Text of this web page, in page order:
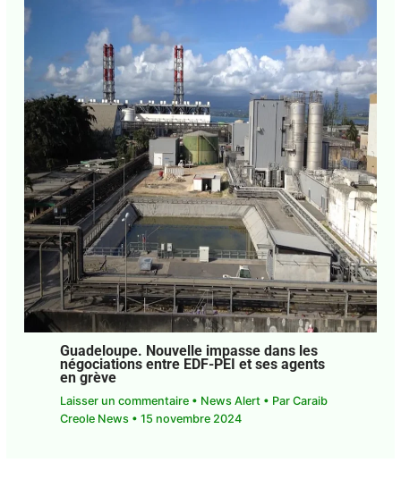
Guadeloupe. Nouvelle impasse dans les
négociations entre EDF-PEI et ses agents
en grève
Laisser un commentaire • News Alert• Par Caraib
Creole News • 15 novembre 2024